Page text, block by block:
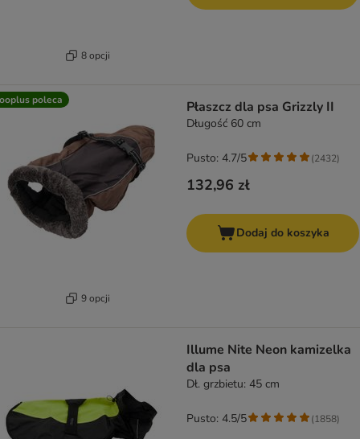
8 opcji
poleca
9 opcji
Płaszcz dla psa Grizzly II
Długość 60 cm
132,96 zł
Pusto: 4.7/5 (2432)
Dodaj do koszyka
Illume Nite Neon kamizelka
dla psa
Dł. grzbietu: 45 cm
Pusto: 4.5/5 (1858)